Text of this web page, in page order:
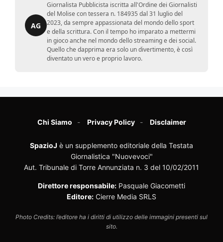
AG
Giornalista Pubblicista iscritta all'Ordine dei Giornalisti
del Molise con tessera n. 184935 dal 31 luglio del
2023, da sempre appassionata del mondo dello sport
e della scrittura. Con il tempo ho imparato a mettermi
in gioco anche nel mondo dello streaming e dei social.
Quello che dapprima era solo un divertimento, è così
diventato un vero e proprio lavoro.
Chi Siamo Privacy Policy Disclaimer
SpazioJ è un supplemento editoriale della Testata
Giornalistica "Nuovevoci"
Aut. Tribunale di Torre Annunziata n. 3 del 10/02/2011
Direttore responsabile: Pasquale Giacometti
Editore: Cierre Media SRLS
Photo Credits: l’editore ha i diritti di utilizzo delle immagini presenti sul
sito.